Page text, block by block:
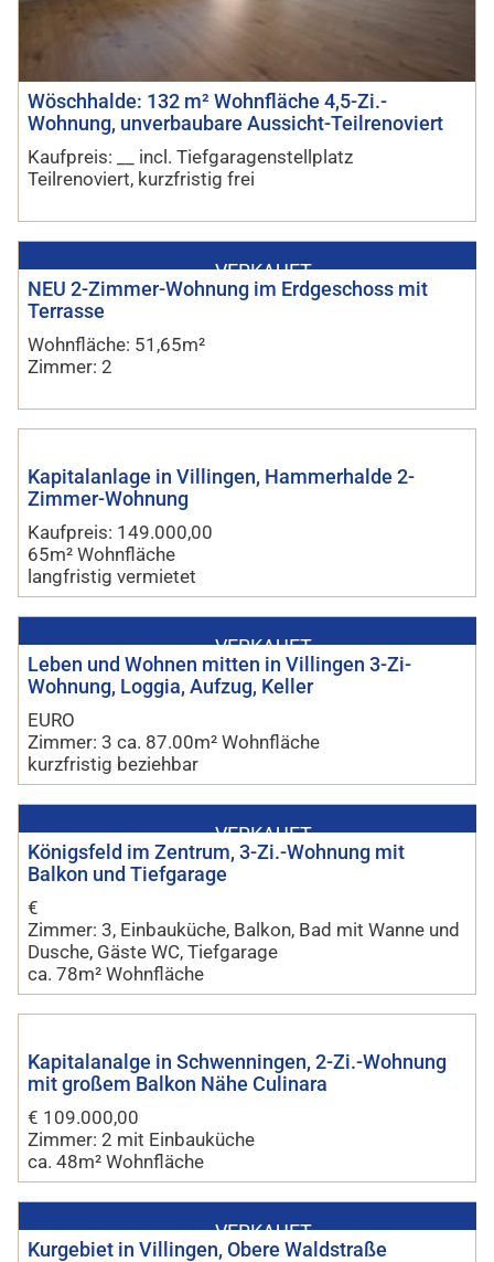
Wöschhalde: 132 m² Wohnfläche 4,5-Zi.-
Wohnung, unverbaubare Aussicht-Teilrenoviert
Kaufpreis: __ incl. Tiefgaragenstellplatz
Teilrenoviert, kurzfristig frei
VERKAUFT
NEU 2-Zimmer-Wohnung im Erdgeschoss mit
Terrasse
Wohnfläche: 51,65m²
Zimmer: 2
Kapitalanlage in Villingen, Hammerhalde 2-
Zimmer-Wohnung
Kaufpreis: 149.000,00
65m² Wohnfläche
langfristig vermietet
VERKAUFT
Leben und Wohnen mitten in Villingen 3-Zi-
Wohnung, Loggia, Aufzug, Keller
EURO
Zimmer: 3 ca. 87.00m² Wohnfläche
kurzfristig beziehbar
VERKAUFT
Königsfeld im Zentrum, 3-Zi.-Wohnung mit
Balkon und Tiefgarage
€
Zimmer: 3, Einbauküche, Balkon, Bad mit Wanne und
Dusche, Gäste WC, Tiefgarage
ca. 78m² Wohnfläche
Kapitalanalge in Schwenningen, 2-Zi.-Wohnung
mit großem Balkon Nähe Culinara
€ 109.000,00
Zimmer: 2 mit Einbauküche
ca. 48m² Wohnfläche
VERKAUFT
Kurgebiet in Villingen, Obere Waldstraße